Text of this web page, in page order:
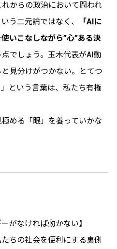
からの政治において問われ
う二元論ではなく、
「AIに
いこなしながら”心”ある決
点でしょう。玉木代表がAI動
見分けがつかない。とてつ
という言葉は、私たち有権
める「眼」を養っていかな
がなければ動かない】
ちの社会を便利にする裏側